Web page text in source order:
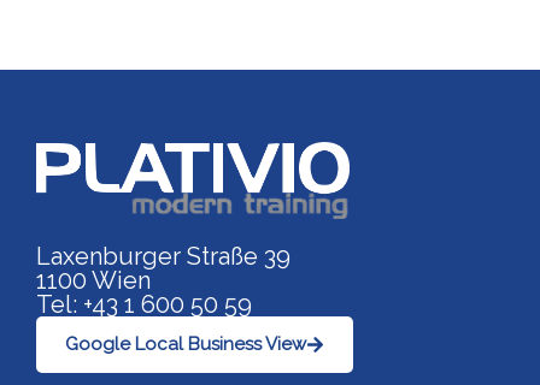
Link zu https://
Laxenburger Straße 39
1100 Wien
Tel: +43 1 600 50 59
Google Local Business View